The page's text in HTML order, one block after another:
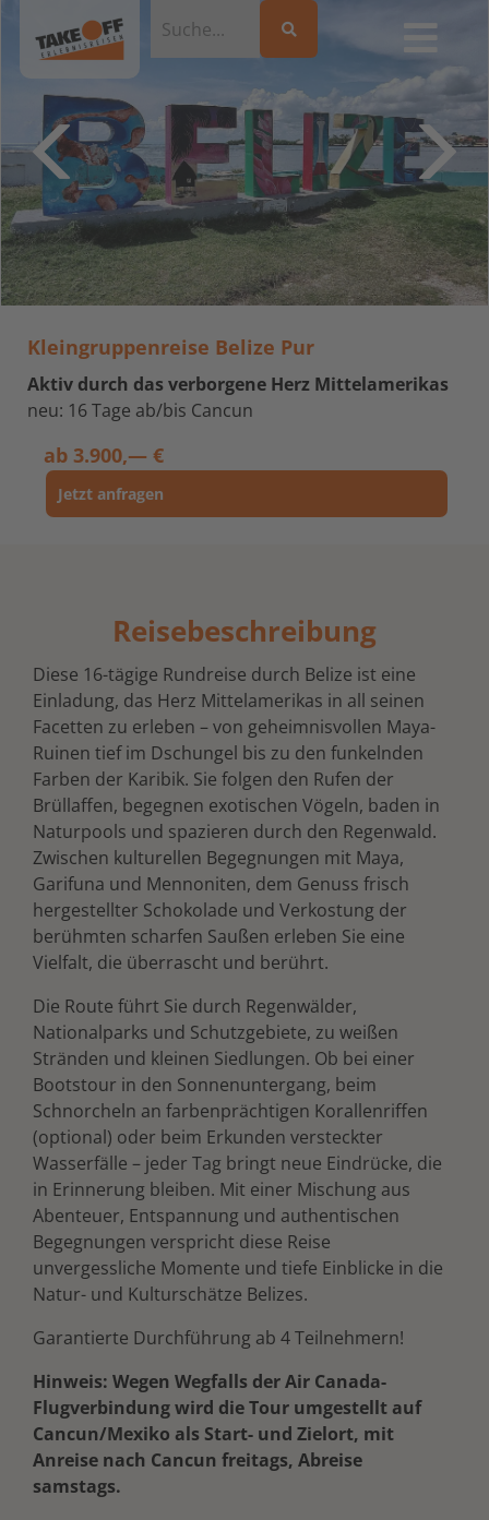
Kleingruppenreise Belize Pur
Aktiv durch das verborgene Herz Mittelamerikas
neu: 16 Tage ab/bis Cancun
ab 3.900,— €
Jetzt anfragen
Reisebeschreibung
Diese 16-tägige Rundreise durch Belize ist eine
Einladung, das Herz Mittelamerikas in all seinen
Facetten zu erleben – von geheimnisvollen Maya-
Ruinen tief im Dschungel bis zu den funkelnden
Farben der Karibik. Sie folgen den Rufen der
Brüllaffen, begegnen exotischen Vögeln, baden in
Naturpools und spazieren durch den Regenwald.
Zwischen kulturellen Begegnungen mit Maya,
Garifuna und Mennoniten, dem Genuss frisch
hergestellter Schokolade und Verkostung der
berühmten scharfen Saußen erleben Sie eine
Vielfalt, die überrascht und berührt.
Die Route führt Sie durch Regenwälder,
Nationalparks und Schutzgebiete, zu weißen
Stränden und kleinen Siedlungen. Ob bei einer
Bootstour in den Sonnenuntergang, beim
Schnorcheln an farbenprächtigen Korallenriffen
(optional) oder beim Erkunden versteckter
Wasserfälle – jeder Tag bringt neue Eindrücke, die
in Erinnerung bleiben. Mit einer Mischung aus
Abenteuer, Entspannung und authentischen
Begegnungen verspricht diese Reise
unvergessliche Momente und tiefe Einblicke in die
Natur- und Kulturschätze Belizes.
Garantierte Durchführung ab 4 Teilnehmern!
Hinweis: Wegen Wegfalls der Air Canada-
Flugverbindung wird die Tour umgestellt auf
Cancun/Mexiko als Start- und Zielort, mit
Anreise nach Cancun freitags, Abreise
samstags.